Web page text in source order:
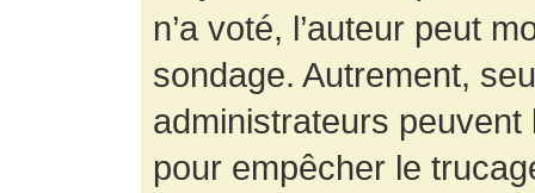
n’a voté, l’auteur peut
sondage. Autrement,
administrateurs
pour empêcher le